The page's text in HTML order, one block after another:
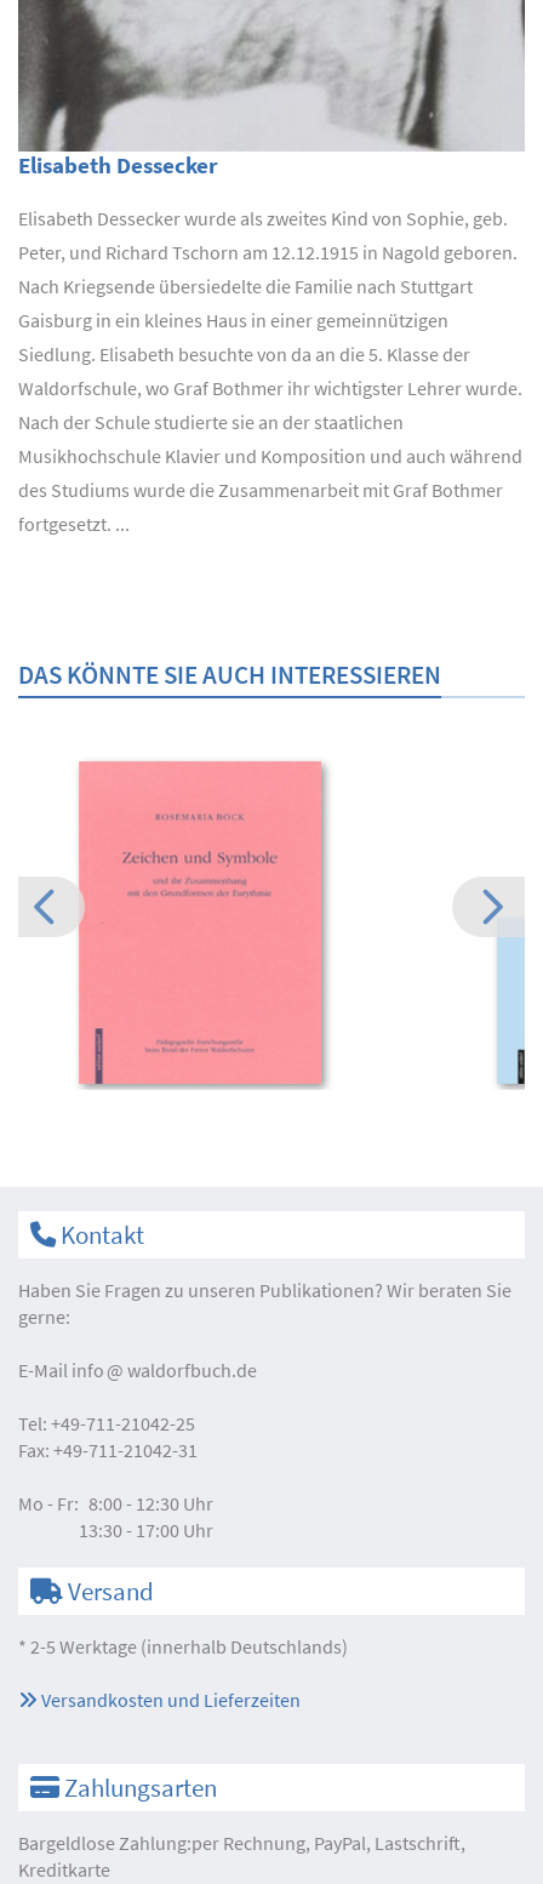
Elisabeth Dessecker
Elisabeth Dessecker wurde als zweites Kind von Sophie, geb.
Peter, und Richard Tschorn am 12.12.1915 in Nagold geboren.
Nach Kriegsende übersiedelte die Familie nach Stuttgart
Gaisburg in ein kleines Haus in einer gemeinnützigen
Siedlung. Elisabeth besuchte von da an die 5. Klasse der
Waldorfschule, wo Graf Bothmer ihr wichtigster Lehrer wurde.
Nach der Schule studierte sie an der staatlichen
Musikhochschule Klavier und Komposition und auch während
des Studiums wurde die Zusammenarbeit mit Graf Bothmer
fortgesetzt. ...
DAS KÖNNTE SIE AUCH INTERESSIEREN
Kontakt
Haben Sie Fragen zu unseren Publikationen? Wir beraten Sie
gerne:
E-Mail info waldorfbuch.de
Tel: +49-711-21042-25
Fax: +49-711-21042-31
Mo - Fr: 8:00 - 12:30 Uhr
13:30 - 17:00 Uhr
Versand
* 2-5 Werktage (innerhalb Deutschlands)
Versandkosten und Lieferzeiten
Zahlungsarten
Bargeldlose Zahlung:per Rechnung, PayPal, Lastschrift,
Kreditkarte